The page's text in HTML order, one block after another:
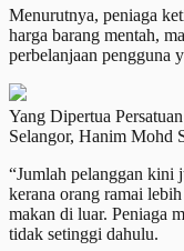
Menurutnya, peniaga
harga barang mentah,
perbelanjaan pengguna
Yang Dipertua
Selangor, Hanim Mohd
“Jumlah pelanggan kini
kerana orang ramai
makan di luar. Peniaga
tidak setinggi dahulu.